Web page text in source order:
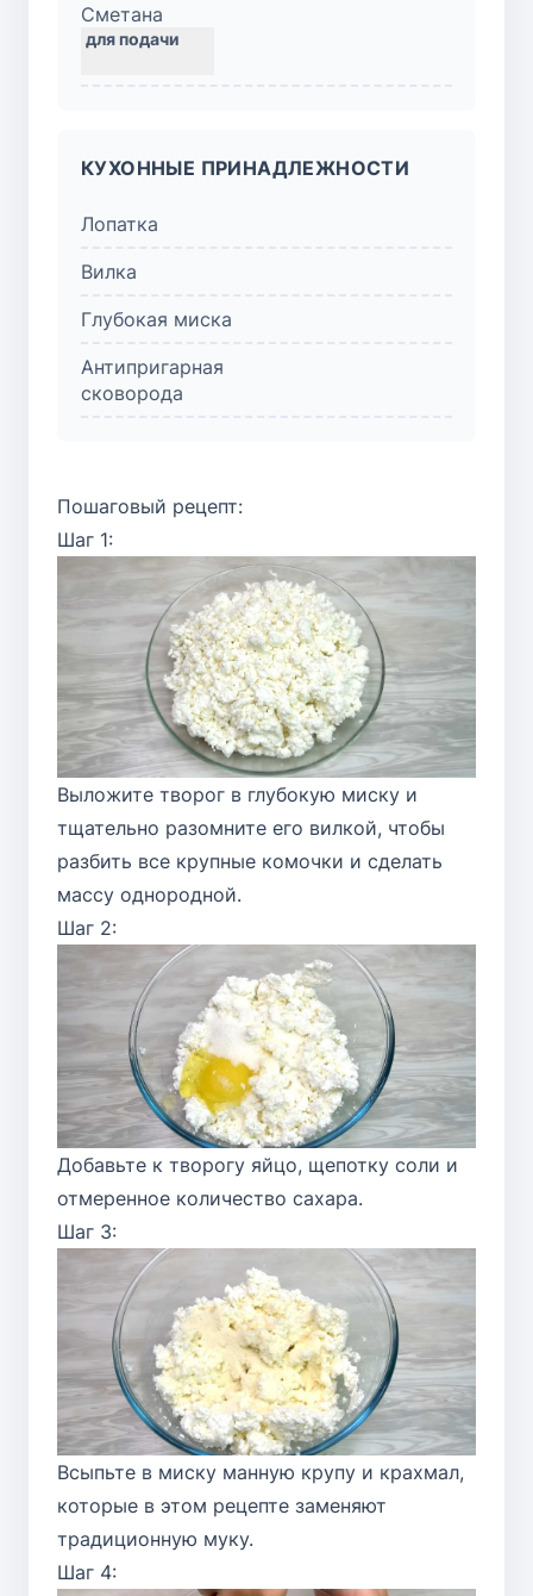
Сметана
КУХОННЫЕ ПРИНАДЛЕЖНОСТИ
Лопатка
Вилка
Глубокая миска
Антипригарная
сковорода
Пошаговый рецепт:
Шаг 1:
Выложите творог в глубокую миску и
тщательно разомните его вилкой, чтобы
разбить все крупные комочки и сделать
массу однородной.
Шаг 2:
Добавьте к творогу яйцо, щепотку соли и
отмеренное количество сахара.
Шаг 3:
Всыпьте в миску манную крупу и крахмал,
которые в этом рецепте заменяют
традиционную муку.
Шаг 4: